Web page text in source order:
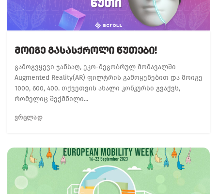
Მოიგე Გასასქროლი Წუთები!
გამოგვყევი ჯანსაღ, ეკო-მეგობრულ მომავალში
Augmented Reality(AR) ფილტრის გამოყენებით და მოიგე
1000, 600, 400. თქვეთვის ახალი კონკურსი გვაქვს,
რომელიც შექმნილი...
ᲕᲠᲪᲚᲐᲓ